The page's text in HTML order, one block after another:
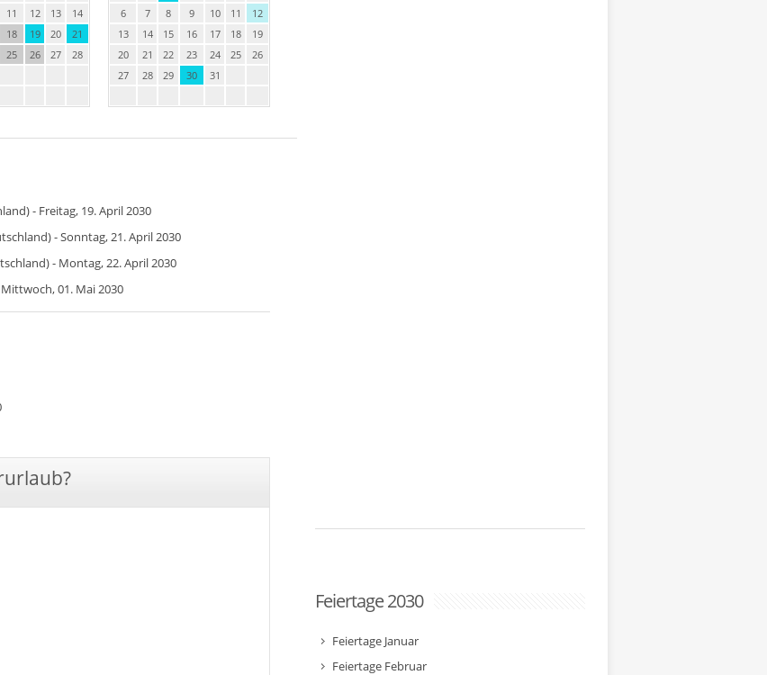
11 12 13
14
18 19 20
21
25 26 27
28
6
7 8 9 10 11
12
13
14 15 16 17 18
19
20
21 22 23 24 25
26
27
28 29 30 31
- Freitag, 19. April 2030
- Sonntag, 21. April 2030
- Montag, 22. April 2030
01. Mai 2030
Feiertage 2030
Feiertage Januar
Feiertage Februar